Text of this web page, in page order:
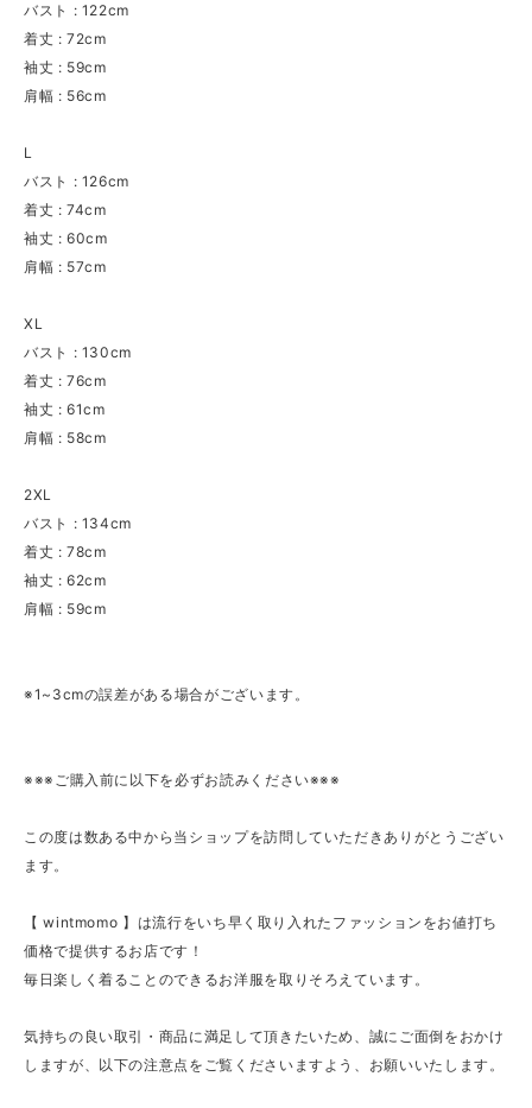
バスト : 122cm
着丈 : 72cm
袖丈 : 59cm
肩幅 : 56cm
L
バスト : 126cm
着丈 : 74cm
袖丈 : 60cm
肩幅 : 57cm
XL
バスト : 130cm
着丈 : 76cm
袖丈 : 61cm
肩幅 : 58cm
2XL
バスト : 134cm
着丈 : 78cm
袖丈 : 62cm
肩幅 : 59cm
※1~3cmの誤差がある場合がございます。
※※※ご購入前に以下を必ずお読みください※※※
この度は数ある中から当ショップを訪問していただきありがとうござい
ます。
【 wintmomo 】は流行をいち早く取り入れたファッションをお値打ち
価格で提供するお店です！
毎日楽しく着ることのできるお洋服を取りそろえています。
気持ちの良い取引・商品に満足して頂きたいため、誠にご面倒をおかけ
しますが、以下の注意点をご覧くださいますよう、お願いいたします。